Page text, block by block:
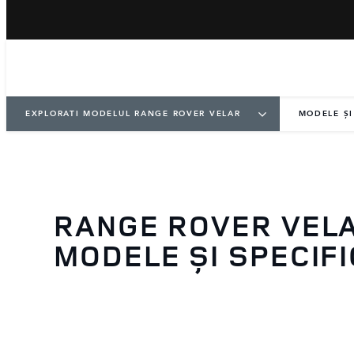
EXPLORATI MODELUL RANGE ROVER VELAR MODELE
RANGE ROVER
MODELE ȘI